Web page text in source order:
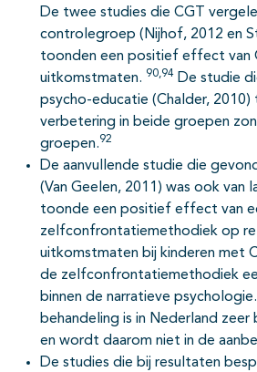
De twee studies die CGT
controlegroep (Nijhof, 2012 en
toonden een positief effect van
uitkomstmaten. 90,94 De studie
psycho-educatie (Chalder, 2010)
verbetering in beide groepen
groepen.92
De aanvullende studie die
(Van Geelen, 2011) was ook van
toonde een positief effect van
zelfconfrontatiemethodiek op
uitkomstmaten bij kinderen met
de zelfconfrontatiemethodiek
binnen de narratieve
behandeling is in Nederland
en wordt daarom niet in de
De studies die bij resultaten